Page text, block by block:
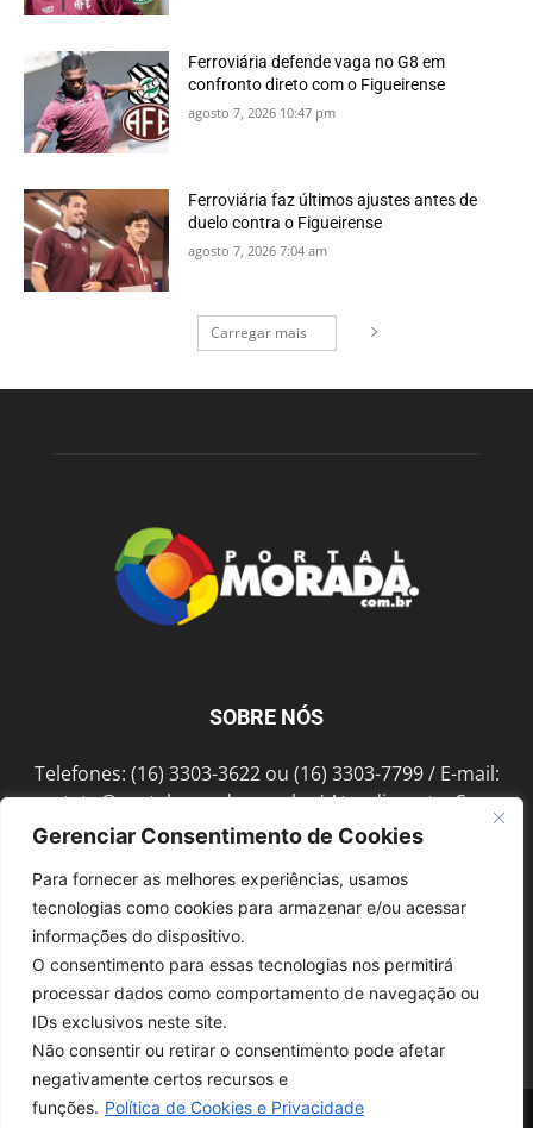
Gerenciar Consentimento de Cookies
Para fornecer as melhores experiências, usamos
tecnologias como cookies para armazenar e/ou acessar
informações do dispositivo.
O consentimento para essas tecnologias nos permitirá
processar dados como comportamento de navegação ou
IDs exclusivos neste site.
Não consentir ou retirar o consentimento pode afetar
negativamente certos recursos e
funções. Política de Cookies e Privacidade
Ferroviária defende vaga no G8 em
confronto direto com o Figueirense
agosto 7, 2026 10:47 pm
Ferroviária faz últimos ajustes antes de
duelo contra o Figueirense
agosto 7, 2026 7:04 am
Carregar mais
SOBRE NÓS
Telefones: (16) 3303-3622 ou (16) 3303-7799 / E-mail:
contato@portalmorada.com.br/ Atendimento: Seg a
Sex das 8h às 18h / Endereço: Av. Bento de Abreu, 889
SIGA-NOS
© 1997-2022, GRUPO ROBERTO MONTORO É proibida a reprodução do